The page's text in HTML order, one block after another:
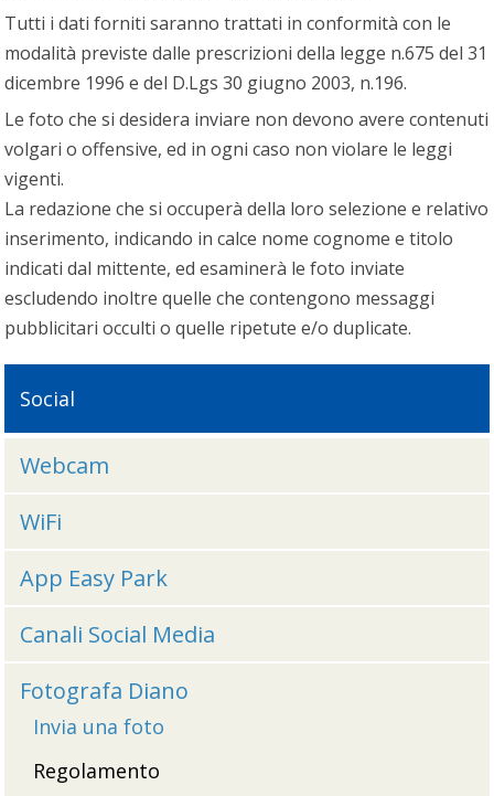
Tutti i dati forniti saranno trattati in conformità con le
modalità previste dalle prescrizioni della legge n.675 del 31
dicembre 1996 e del D.Lgs 30 giugno 2003, n.196.
Le foto che si desidera inviare non devono avere contenuti
volgari o offensive, ed in ogni caso non violare le leggi
vigenti.
La redazione che si occuperà della loro selezione e relativo
inserimento, indicando in calce nome cognome e titolo
indicati dal mittente, ed esaminerà le foto inviate
escludendo inoltre quelle che contengono messaggi
pubblicitari occulti o quelle ripetute e/o duplicate.
Social
Webcam
WiFi
App Easy Park
Canali Social Media
Fotografa Diano
Invia una foto
Regolamento